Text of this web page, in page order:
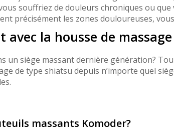
souffriez de douleurs chroniques ou
précisément les zones douloureuses,
la housse de massage
un siège massant dernière génération?
de type shiatsu depuis n’importe quel
massants Komoder?